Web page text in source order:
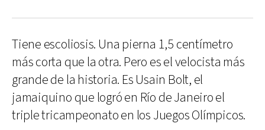
Tiene escoliosis. Una pierna 1,5 centímetro
más corta que la otra. Pero es el velocista más
grande de la historia. Es Usain Bolt, el
jamaiquino que logró en Río de Janeiro el
triple tricampeonato en los Juegos Olímpicos.